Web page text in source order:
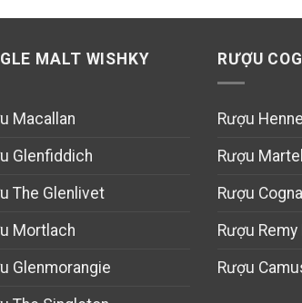
MALT WISHKY
Macallan
Glenfiddich
The Glenlivet
Mortlach
Glenmorangie
RƯỢU
Rượu
Rượu Martell
Rượu
Rượu
Rượu